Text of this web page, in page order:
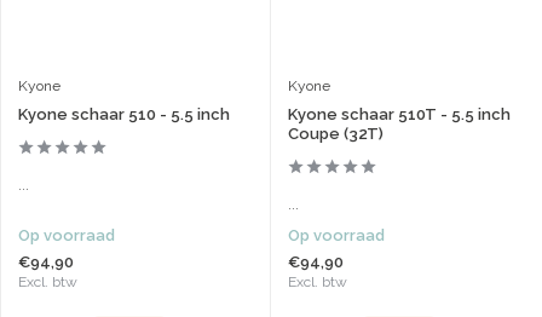
Kyone
Kyone schaar 510 - 5.5 inch
...
Op voorraad
€94,90
Excl. btw
Kyone
Kyone schaar 510T - 5.5 inch
Coupe (32T)
...
Op voorraad
€94,90
Excl. btw